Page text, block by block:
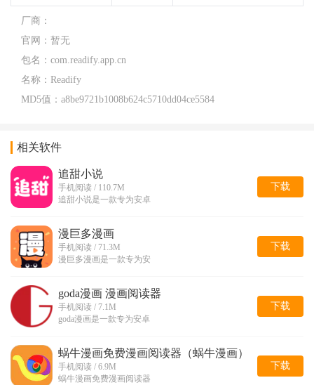
厂商：
官网： 暂无
包名： com.readify.app.cn
名称： Readify
MD5值： a8be9721b1008b624c5710dd04ce5584
相关软件
追甜小说
手机阅读 / 110.7M
追甜小说是一款专为安卓
下载
漫巨多漫画
手机阅读 / 71.3M
漫巨多漫画是一款专为安
下载
goda漫画 漫画阅读器
手机阅读 / 7.1M
goda漫画是一款专为安卓
下载
蜗牛漫画免费漫画阅读器（蜗牛漫画）
手机阅读 / 6.9M
蜗牛漫画免费漫画阅读器
下载